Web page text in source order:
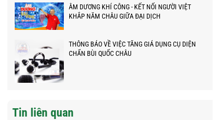
ÂM DƯƠNG KHÍ CÔNG - KẾT NỐI NGƯỜI VIỆT
KHẮP NĂM CHÂU GIỮA ĐẠI DỊCH
THÔNG BÁO VỀ VIỆC TĂNG GIÁ DỤNG CỤ DIỆN
CHẨN BÙI QUỐC CHÂU
Tin liên quan